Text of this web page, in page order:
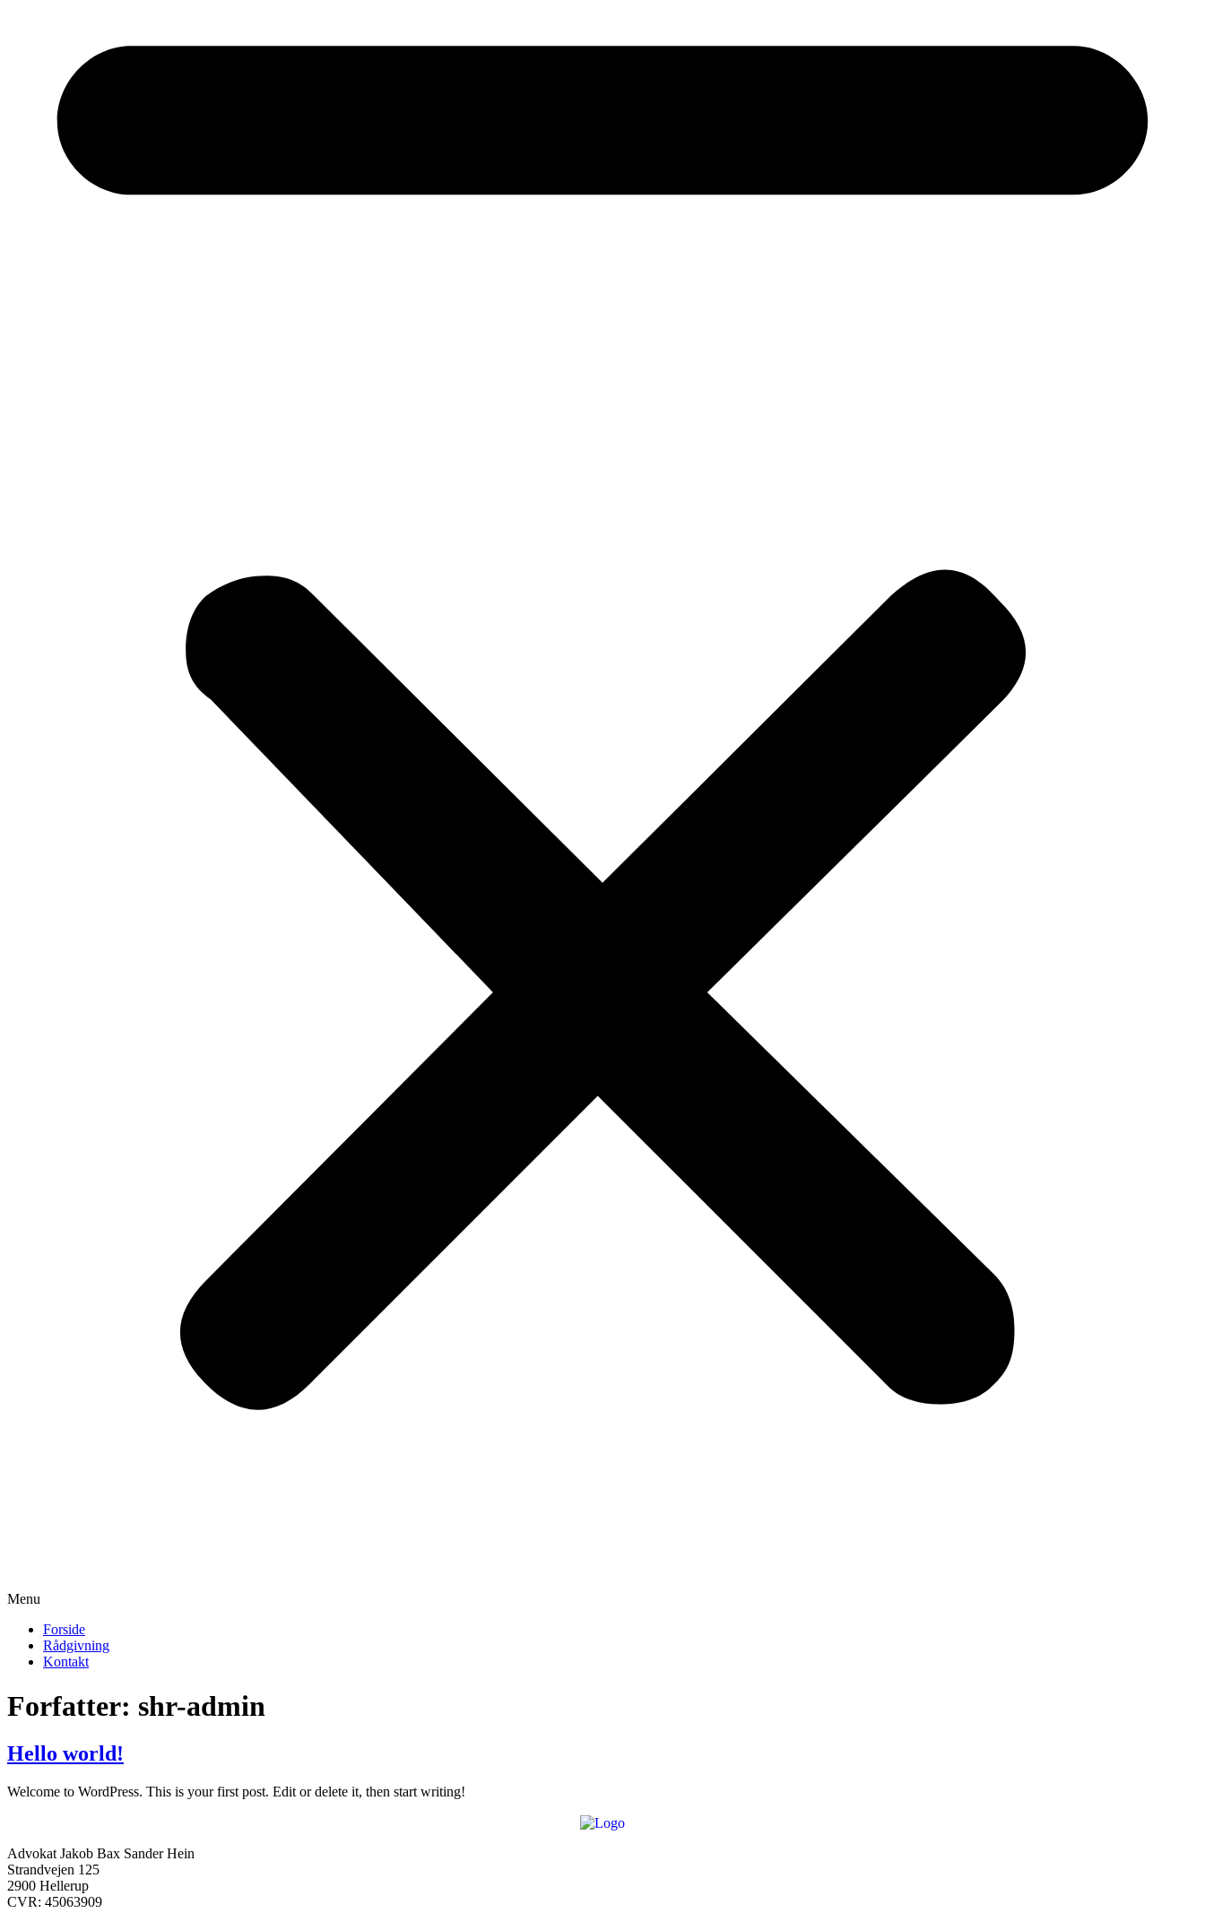
Menu
Forside
Rådgivning
Kontakt
Forfatter: shr-admin
Hello world!
Welcome to WordPress. This is your first post. Edit or delete it, then start writing!
Advokat Jakob Bax Sander Hein
Strandvejen 125
2900 Hellerup
CVR: 45063909